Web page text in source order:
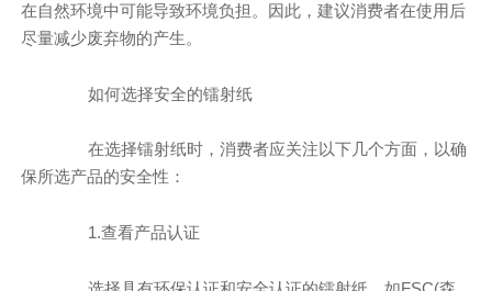
在自然环境中可能导致环境负担。因此，建议消费者在使用后
尽量减少废弃物的产生。
如何选择安全的镭射纸
在选择镭射纸时，消费者应关注以下几个方面，以确
保所选产品的安全性：
1.查看产品认证